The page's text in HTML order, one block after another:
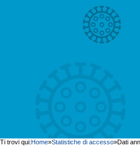
Ti trovi qui:Home»Statistiche di accesso»Dati